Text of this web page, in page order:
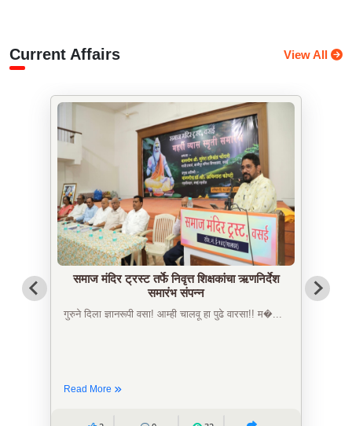
Current Affairs View All
समाज मंदिर ट्रस्ट तर्फे निवृत्त शिक्षकांचा ऋणनिर्देश
समारंभ संपन्न
गुरुने दिला ज्ञानरूपी वसा! आम्ही चालवू हा पुढे वारसा!! म�...
Read More